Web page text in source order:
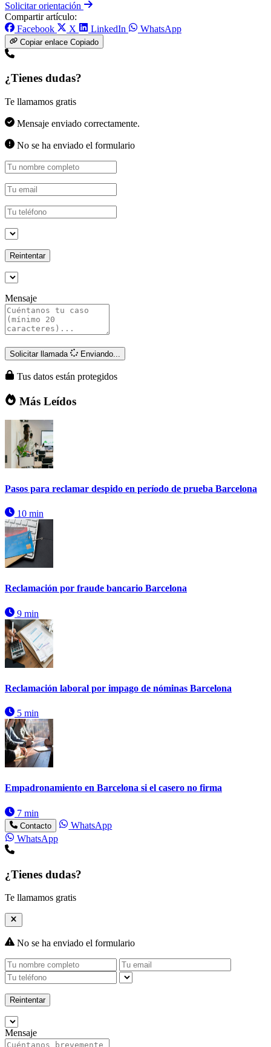
Solicitar orientación
Compartir artículo:
Facebook
X LinkedIn WhatsApp
Copiar enlace Copiado
¿Tienes dudas?
Te llamamos gratis
Mensaje enviado correctamente.
No se ha enviado el formulario
Reintentar
Mensaje
Solicitar llamada Enviando...
Tus datos están protegidos
Más Leídos
Pasos para reclamar despido en período de prueba Barcelona
10 min
Reclamación por fraude bancario Barcelona
9 min
Reclamación laboral por impago de nóminas Barcelona
5 min
Empadronamiento en Barcelona si el casero no firma
7 min
Contacto
WhatsApp
WhatsApp
¿Tienes dudas?
Te llamamos gratis
No se ha enviado el formulario
Reintentar
Mensaje